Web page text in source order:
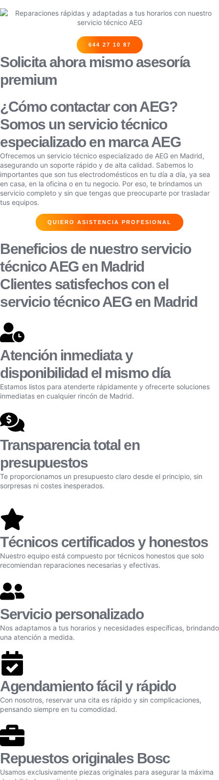
644 27 10 87
Solicita ahora mismo asesoría
premium
¿Cómo contactar con AEG?
Somos un servicio técnico
especializado en marca AEG
Ofrecemos un servicio técnico especializado de AEG en Madrid,
asegurando un soporte rápido y de alta calidad. Sabemos lo
importantes que son tus electrodomésticos en tu día a día, ya sea
en casa, en la oficina o en tu negocio. Por eso, te brindamos un
servicio completo y sin que tengas que preocuparte por trasladar
tus equipos.
QUIERO ASISTENCIA PROFESIONAL
Beneficios de nuestro servicio
técnico AEG en Madrid
Clientes satisfechos con el
servicio técnico AEG en Madrid
Atención inmediata y
disponibilidad el mismo día
Estamos listos para atenderte rápidamente y ofrecerte soluciones
inmediatas en cualquier rincón de Madrid.
Transparencia total en
presupuestos
Te proporcionamos un presupuesto claro desde el principio, sin
sorpresas ni costes inesperados.
Técnicos certificados y honestos
Nuestro equipo está compuesto por técnicos honestos que solo
recomiendan reparaciones necesarias y efectivas.
Servicio personalizado
Nos adaptamos a tus horarios y necesidades específicas, brindando
una atención a medida.
Agendamiento fácil y rápido
Con nosotros, reservar una cita es rápido y sin complicaciones,
pensando siempre en tu comodidad.
Repuestos originales Bosc
Usamos exclusivamente piezas originales para asegurar la máxima